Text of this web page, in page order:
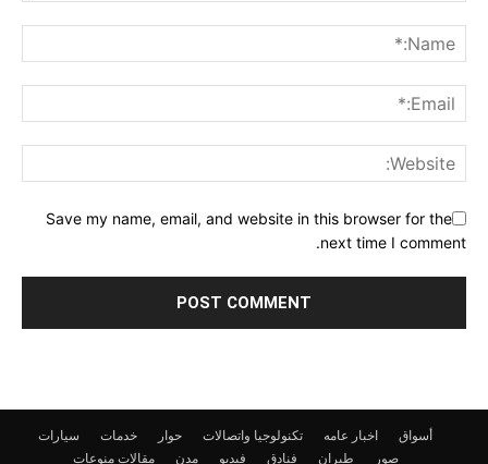
Save my name, email, and website in this browser for the
next time I comment.
أسواق اخبار عامه تكنولوجيا واتصالات حوار خدمات
سيارات
صور
طيران فنادق فيديو مدن مقالات منوعات